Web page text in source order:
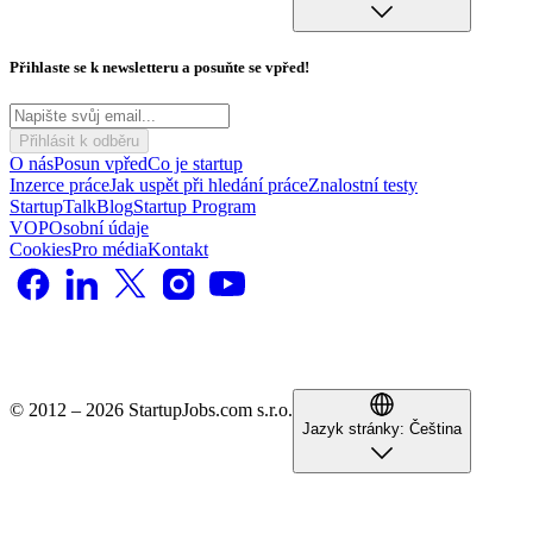
Přihlaste se k newsletteru a posuňte se vpřed!
Přihlásit k odběru
O násPosun vpředCo je startup
Inzerce práceJak uspět při hledání práceZnalostní testy
StartupTalkBlogStartup Program
VOPOsobní údaje
CookiesPro médiaKontakt
© 2012 – 2026 StartupJobs.com s.r.o.
Jazyk stránky: Čeština